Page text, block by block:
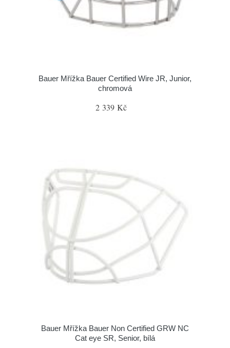
Bauer Mřížka Bauer Certified Wire JR, Junior,
chromová
2 339 Kč
Bauer Mřížka Bauer Non Certified GRW NC
Cat eye SR, Senior, bílá